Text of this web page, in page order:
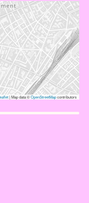
|Map data ©OpenStreetMapcontributors